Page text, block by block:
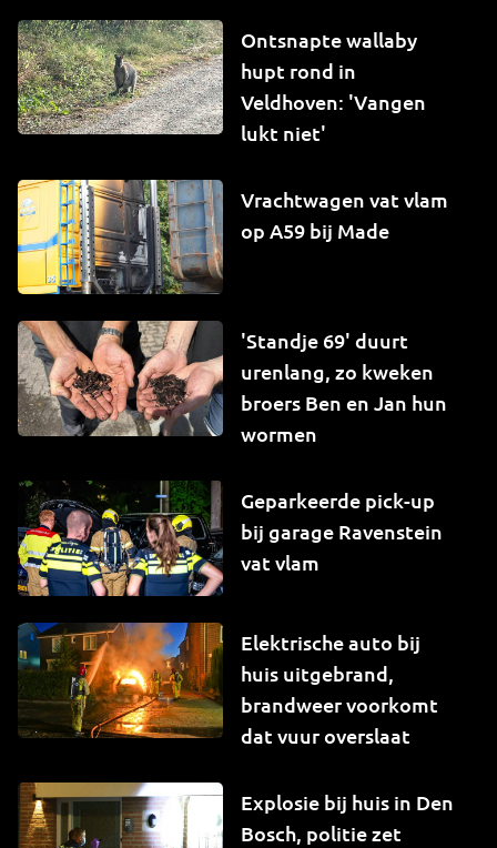
Ontsnapte wallaby
hupt rond in
Veldhoven: 'Vangen
lukt niet'
Vrachtwagen vat vlam
op A59 bij Made
'Standje 69' duurt
urenlang, zo kweken
broers Ben en Jan hun
wormen
Geparkeerde pick-up
bij garage Ravenstein
vat vlam
Elektrische auto bij
huis uitgebrand,
brandweer voorkomt
dat vuur overslaat
Explosie bij huis in Den
Bosch, politie zet